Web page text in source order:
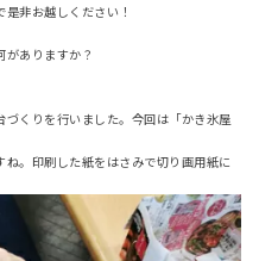
非お越しください！
ありますか？
くりを行いました。今回は「かき氷屋
。印刷した紙をはさみで切り画用紙に